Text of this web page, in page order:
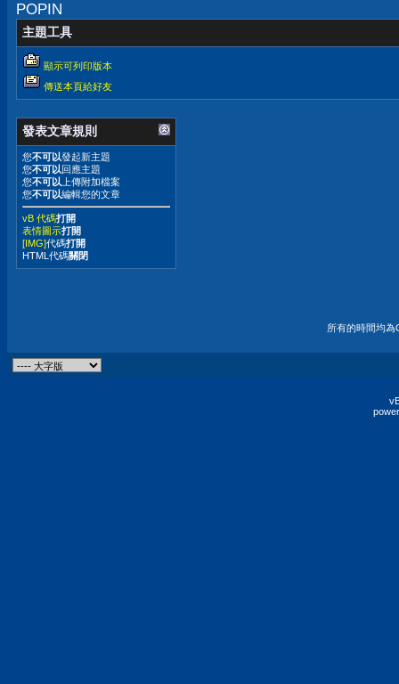
POPIN
主題工具
顯示可列印版本
傳送本頁給好友
發表文章規則
您不可以發起新主題
您不可以回應主題
您不可以 上傳附加檔案
您不可以編輯您的文章
vB 代碼打開
表情圖示打開
[IMG]代碼打開
HTML代碼關閉
所有的時間均為